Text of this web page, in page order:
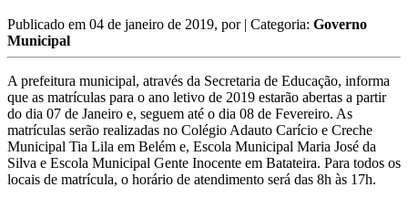
Publicado em 04 de janeiro de 2019, por | Categoria: Governo
Municipal
A prefeitura municipal, através da Secretaria de Educação, informa
que as matrículas para o ano letivo de 2019 estarão abertas a partir
do dia 07 de Janeiro e, seguem até o dia 08 de Fevereiro. As
matrículas serão realizadas no Colégio Adauto Carício e Creche
Municipal Tia Lila em Belém e, Escola Municipal Maria José da
Silva e Escola Municipal Gente Inocente em Batateira. Para todos os
locais de matrícula, o horário de atendimento será das 8h às 17h.